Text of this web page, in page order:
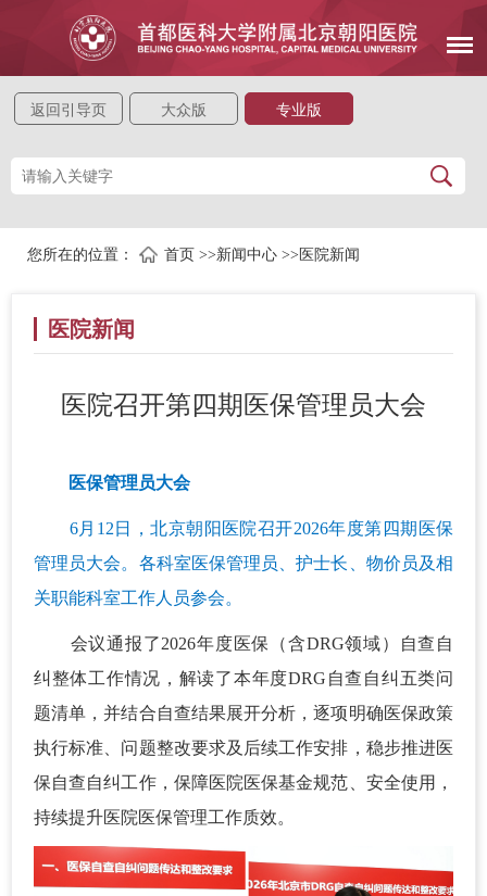
返回引导页 大众版 专业版
您所在的位置： 首页 >>新闻中心 >> 医院新闻
医院新闻
医院召开第四期医保管理员大会
医保管理员大会
6月12日，北京朝阳医院召开2026年度第四期医保
管理员大会。各科室医保管理员、护士长、物价员及相
关职能科室工作人员参会。
会议通报了2026年度医保（含DRG领域）自查自
纠整体工作情况，解读了本年度DRG自查自纠五类问
题清单，并结合自查结果展开分析，逐项明确医保政策
执行标准、问题整改要求及后续工作安排，稳步推进医
保自查自纠工作，保障医院医保基金规范、安全使用，
持续提升医院医保管理工作质效。